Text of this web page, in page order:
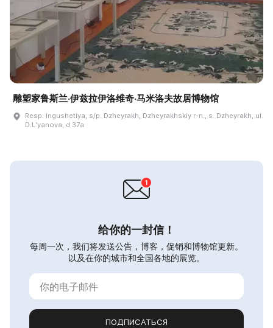
雕塑家鲁斯兰·伊兹拉伊洛维奇·马米洛夫故居博物馆
Resp. Ingushetiya, s/p. Dzheyrakh, Dzheyrakhskiy r-n., s. Dzheyrakh, ul.
D.Lʹyanova, d 37a
给你的一封信！
每周一次，我们将发送公告，博客，促销和博物馆更新。
以及在你的城市和全国各地的展览。
ПОДПИСАТЬСЯ